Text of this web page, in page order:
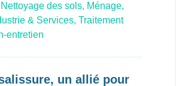
Nettoyage des sols, Ménage,
& Services, Traitement
entretien
un allié pour